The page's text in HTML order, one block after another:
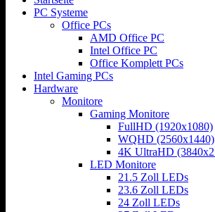
PC Systeme
Office PCs
AMD Office PC
Intel Office PC
Office Komplett PCs
Intel Gaming PCs
Hardware
Monitore
Gaming Monitore
FullHD (1920x1080)
WQHD (2560x1440)
4K UltraHD
LED Monitore
21.5 Zoll LEDs
23.6 Zoll LEDs
24 Zoll LEDs